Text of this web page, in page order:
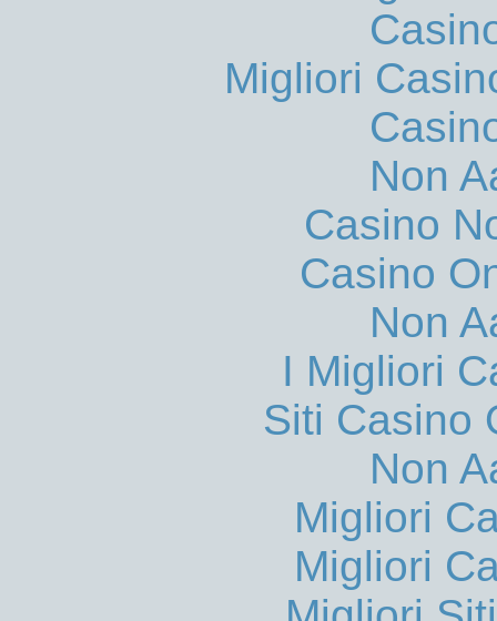
Migliori
Non
Casino
Casino
Non
I Migliori
Siti Casino
Non
Migliori
Migliori